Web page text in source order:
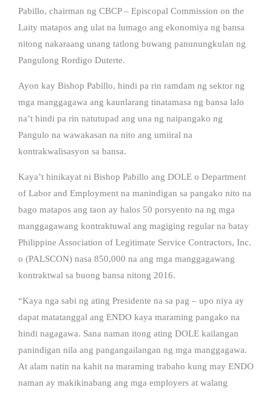
Pabillo, chairman ng CBCP – Episcopal Commission on the
Laity matapos ang ulat na lumago ang ekonomiya ng bansa
nitong nakaraang unang tatlong buwang panunungkulan ng
Pangulong Rordigo Duterte.
Ayon kay Bishop Pabillo, hindi pa rin ramdam ng sektor ng
mga manggagawa ang kaunlarang tinatamasa ng bansa lalo
na’t hindi pa rin natutupad ang una ng naipangako ng
Pangulo na wawakasan na nito ang umiiral na
kontrakwalisasyon sa bansa.
Kaya’t hinikayat ni Bishop Pabillo ang DOLE o Department
of Labor and Employment na manindigan sa pangako nito na
bago matapos ang taon ay halos 50 porsyento na ng mga
manggagawang kontraktuwal ang magiging regular na batay
Philippine Association of Legitimate Service Contractors, Inc.
o (PALSCON) nasa 850,000 na ang mga manggagawang
kontraktwal sa buong bansa nitong 2016.
“Kaya nga sabi ng ating Presidente na sa pag – upo niya ay
dapat matatanggal ang ENDO kaya maraming pangako na
hindi nagagawa. Sana naman itong ating DOLE kailangan
panindigan nila ang pangangailangan ng mga manggagawa.
At alam natin na kahit na maraming trabaho kung may ENDO
naman ay makikinabang ang mga employers at walang